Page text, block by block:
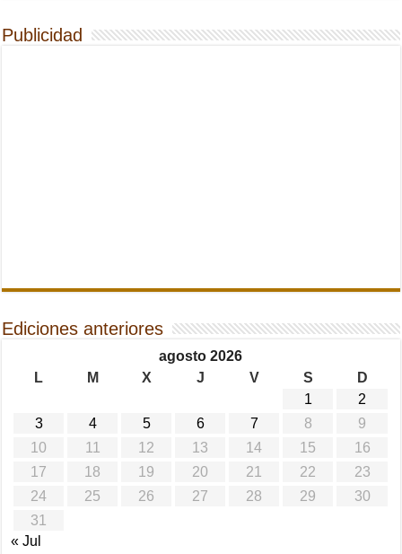
Publicidad
Ediciones anteriores
agosto 2026
L
M X J V S
D
1
2
3
4 5 6 7 8
9
10
11 12 13 14 15
16
17
18 19 20 21 22
23
24
25 26 27 28 29
30
31
« Jul